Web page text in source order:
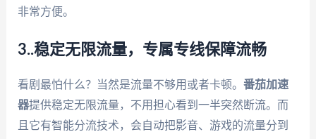
非常方便。
3..稳定无限流量，专属专线保障流畅
看剧最怕什么？当然是流量不够用或者卡顿。 番茄加速
器提供稳定无限流量，不用担心看到一半突然断流。而
且它有智能分流技术，会自动把影音、游戏的流量分到